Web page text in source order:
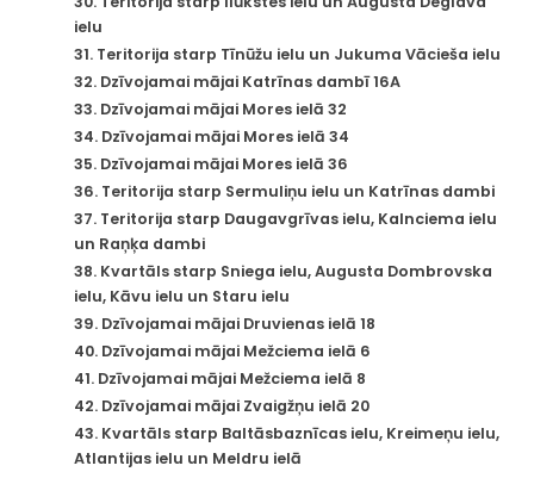
ielu
31. Teritorija starp Tīnūžu ielu un Jukuma Vācieša ielu
32. Dzīvojamai mājai Katrīnas dambī 16A
33. Dzīvojamai mājai Mores ielā 32
34. Dzīvojamai mājai Mores ielā 34
35. Dzīvojamai mājai Mores ielā 36
36. Teritorija starp Sermuliņu ielu un Katrīnas dambi
37. Teritorija starp Daugavgrīvas ielu, Kalnciema ielu
un Raņķa dambi
38. Kvartāls starp Sniega ielu, Augusta Dombrovska
ielu, Kāvu ielu un Staru ielu
39. Dzīvojamai mājai Druvienas ielā 18
40. Dzīvojamai mājai Mežciema ielā 6
41. Dzīvojamai mājai Mežciema ielā 8
42. Dzīvojamai mājai Zvaigžņu ielā 20
43. Kvartāls starp Baltāsbaznīcas ielu, Kreimeņu ielu,
Atlantijas ielu un Meldru ielā